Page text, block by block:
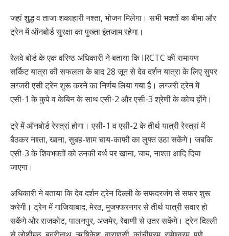
जहां शुद्ध व ताजा शकाहारी नश्ता, भोजन मिलेगा। सभी भक्तों का बीमा और
ट्रेन में ऑनबोर्ड सुरक्षा का पुख्ता इंतजाम रहेगा।
रेलवे बोर्ड के एक वरिष्ठ अधिकारी ने बताया कि IRCTC की रामायण
सर्किट यात्रा की सफलता के बाद 28 जून से देव दर्शन यात्रा के लिए सुपर
लग्जरी एसी ट्रेन शुरू करने का निर्णय लिया गया है। लग्जरी ट्रेन में
एसी-1 के कुपे व केबिन के साथ एसी-2 और एसी-3 श्रेणी के कोच होंगे।
ट्रे में ऑनबोर्ड रेस्त्रां होगा। एसी-1 व एसी-2 के तीर्थ यात्री रेस्त्रां में
बैठकर नश्ता, खाना, सुबह-शाम चाय-काफी का लुफ्त उठा सकेंगे। जबकि
एसी-3 के शिवभक्तों को उनकी बर्थ पर खाना, चाय, नाश्ता आदि दिया
जाएगा।
अधिकारी ने बताया कि देव दर्शन ट्रेन दिल्ली के सफदरजंग से सफर शुरू
करेगी। ट्रेन में गाजियाबाद, मेरठ, मुजफ्फरनगर से तीर्थ यात्री सवार हो
सकेंगे और राजकोट, पालनपुर, अजमेर, रेवाणी से उतर सकेंगे। ट्रेन दिल्ली